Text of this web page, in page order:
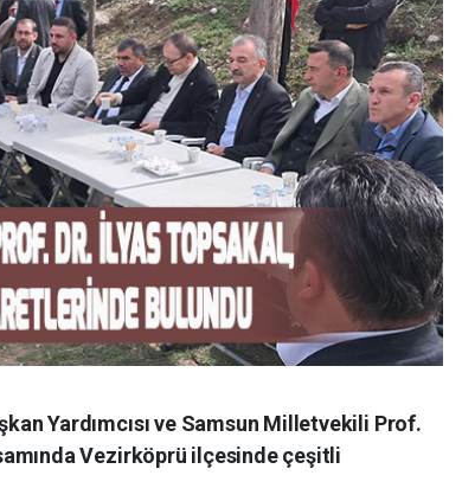
Yardımcısı ve Samsun Milletvekili Prof.
Vezirköprü ilçesinde çeşitli